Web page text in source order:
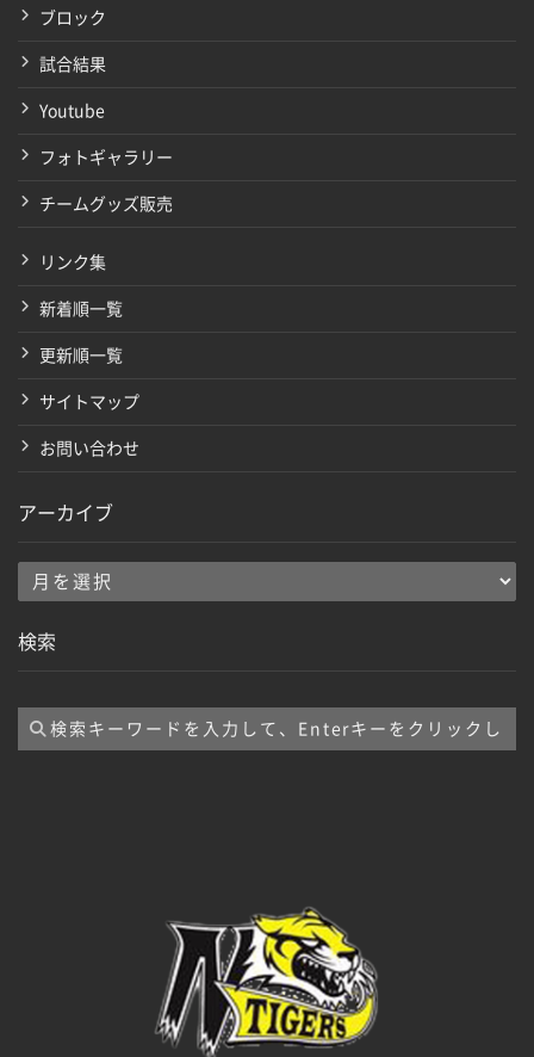
ブロック
試合結果
Youtube
フォトギャラリー
チームグッズ販売
リンク集
新着順一覧
更新順一覧
サイトマップ
お問い合わせ
アーカイブ
ア
カ
ブ
検索